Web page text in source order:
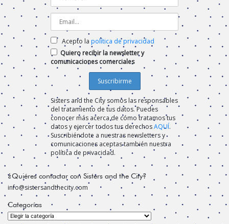
Acepto la política de privacidad
Quiero recibir la newsletter y
comunicaciones comerciales
Sisters and the City somos las responsables
del tratamiento de tus datos. Puedes
conocer más acerca de cómo tratamos tus
datos y ejercer todos tus derechosAQUÍ.
Suscribiéndote a nuestras newsletters y
comunicaciones aceptas también nuestra
política de privacidad.
¿Quiéres contactar con Sisters and the City?
info@sistersandthecity.com
Categorías
Categorías